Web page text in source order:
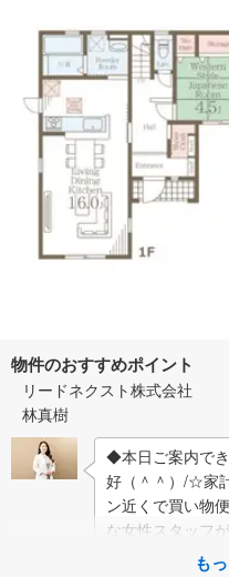
物件のおすすめポイント
リードネクスト株式会社
林真樹
◆本日ご案内で
好（＾＾）/☆家
ン近くで買い物
な女性スタッフ
☆*-- 周辺施設
も